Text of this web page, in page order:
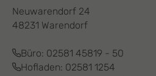
Neuwarendorf 24
48231 Warendorf
Büro: 02581 45819 - 50
Hofladen: 02581 1254